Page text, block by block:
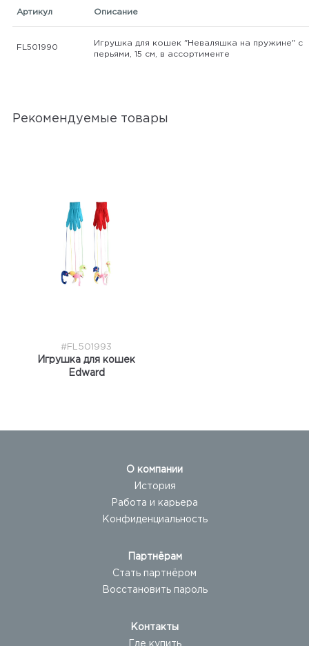
Артикул Описание
FL501990
Игрушка для кошек "Неваляшка на пружине" с
перьями, 15 см, в ассортименте
Рекомендуемые товары
#FL501993
Игрушка для кошек
Edward
О компании
История
Работа и карьера
Конфиденциальность
Партнёрам
Стать партнёром
Восстановить пароль
Контакты
Где купить